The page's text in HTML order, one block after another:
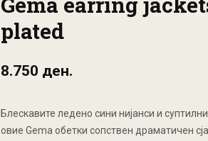
plated
8.750 ден.
Блескавите ледено сини нијанси и
овие Gema обетки сопствен драматичен